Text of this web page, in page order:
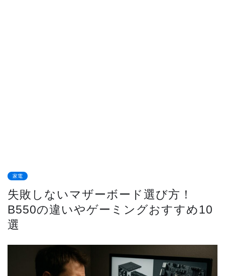
家電
失敗しないマザーボード選び方！
B550の違いやゲーミングおすすめ10
選